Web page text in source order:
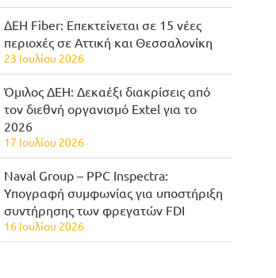
ΔΕΗ Fiber: Επεκτείνεται σε 15 νέες
περιοχές σε Αττική και Θεσσαλονίκη
23 Ιουλίου 2026
Όμιλος ΔΕΗ: Δεκαέξι διακρίσεις από
τον διεθνή οργανισμό Extel για το
2026
17 Ιουλίου 2026
Naval Group – PPC Inspectra:
Υπογραφή συμφωνίας για υποστήριξη
συντήρησης των φρεγατών FDI
16 Ιουλίου 2026